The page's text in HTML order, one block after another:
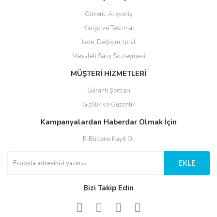
Gönder
Güvenli Alışveriş
Kargo ve Teslimat
İade, Değişim, İptal
Mesafeli Satış Sözleşmesi
MÜŞTERİ HİZMETLERİ
Garanti Şartları
Gizlilik ve Güzenlik
Kampanyalardan Haberdar Olmak İçin
E-Bültene Kayıt Ol
EKLE
Bizi Takip Edin